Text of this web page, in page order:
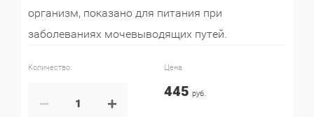
организм, показано для питания при
заболеваниях мочевыводящих путей.
Количество:
− +
Цена
445 руб.